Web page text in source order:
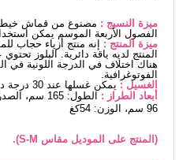
ميزة النسيج : مصنوع من قماش
الفصول الأربعة الموسم يمكن
ميزة المنتج : إنه منتج أزياء حجاب
المنتج لديه ياقة دائرية. البلوز
هناك اختلاف في الدرجة اللونية في
الفوتوغرافية.
الغسيل : يمكن غسلها عند 30 درجة دون كتابة. (غسيل دقيق)
أبعاد الطراز :
96 سم، الوزن: 54كغ
(المنتج على الموديل مقاس S-M).